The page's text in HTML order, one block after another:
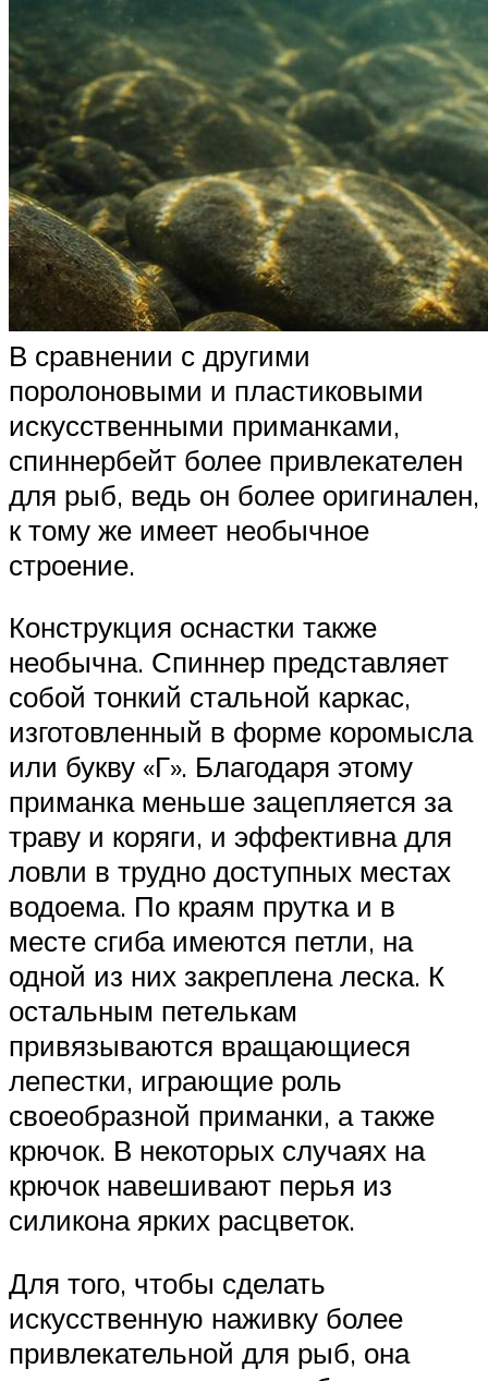
В сравнении с другими
поролоновыми и пластиковыми
искусственными приманками,
спиннербейт более привлекателен
для рыб, ведь он более оригинален,
к тому же имеет необычное
строение.
Конструкция оснастки также
необычна. Спиннер представляет
собой тонкий стальной каркас,
изготовленный в форме коромысла
или букву «Г». Благодаря этому
приманка меньше зацепляется за
траву и коряги, и эффективна для
ловли в трудно доступных местах
водоема. По краям прутка и в
месте сгиба имеются петли, на
одной из них закреплена леска. К
остальным петелькам
привязываются вращающиеся
лепестки, играющие роль
своеобразной приманки, а также
крючок. В некоторых случаях на
крючок навешивают перья из
силикона ярких расцветок.
Для того, чтобы сделать
искусственную наживку более
привлекательной для рыб, она